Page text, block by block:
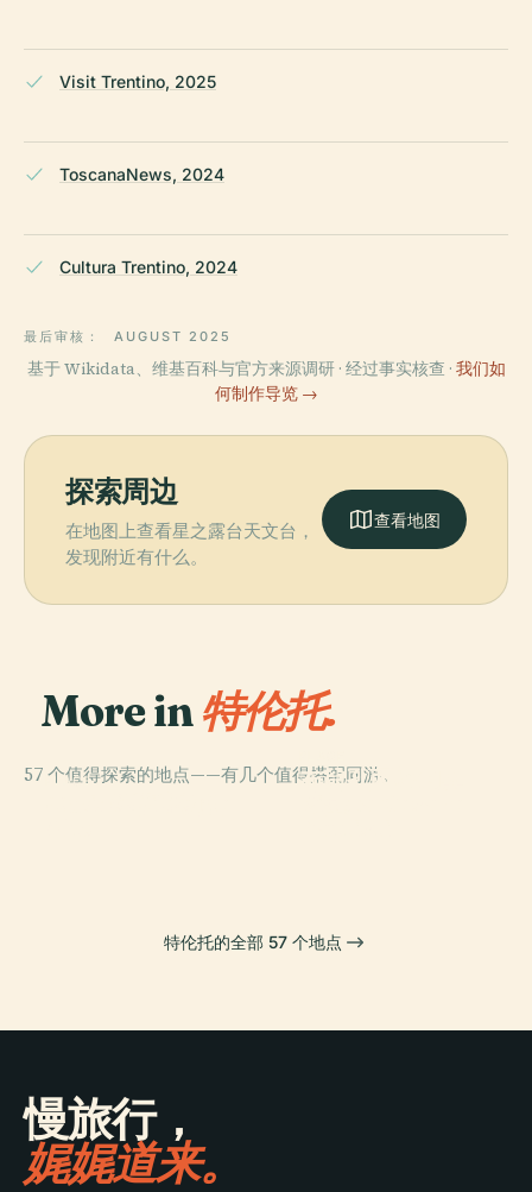
Visit Trentino, 2025
ToscanaNews, 2024
Cultura Trentino, 2024
最后审核： AUGUST 2025
基于 Wikidata、维基百科与官方来源调研 · 经过事实核查 · 我们如
何制作导览 →
探索周边
在地图上查看星之露台天文台，
发现附近有什么。
查看地图
More in特伦托.
57 个值得探索的地点——有几个值得搭配同游。
PLACE
布翁孔西格利奥
PLACE PLACE
特伦托的全部 57 个地点
慢旅行，
娓娓道来。